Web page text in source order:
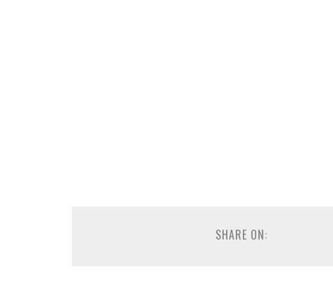
SHARE ON: